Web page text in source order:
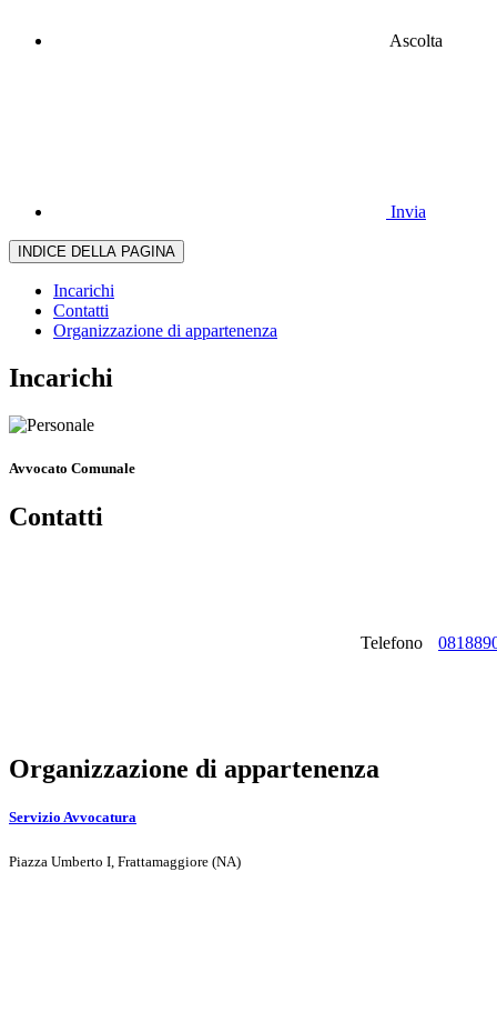
Ascolta
Invia
INDICE DELLA PAGINA
Incarichi
Contatti
Organizzazione di appartenenza
Incarichi
Avvocato Comunale
Contatti
Telefono
Organizzazione di appartenenza
Servizio Avvocatura
Piazza Umberto I, Frattamaggiore (NA)